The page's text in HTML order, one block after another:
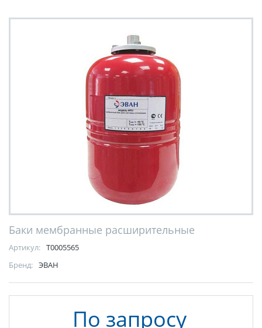
Баки мембранные расширительные
Артикул: Т0005565
Бренд: ЭВАН
По запросу